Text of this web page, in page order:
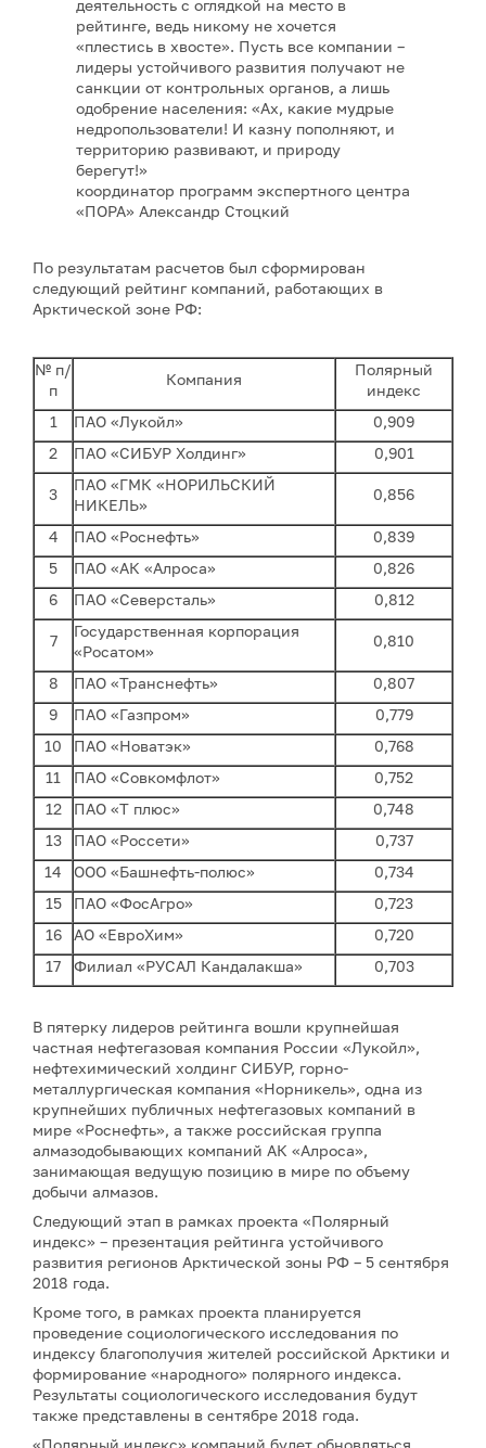
деятельность с оглядкой на место в
рейтинге, ведь никому не хочется
«плестись в хвосте». Пусть все компании –
лидеры устойчивого развития получают не
санкции от контрольных органов, а лишь
одобрение населения: «Ах, какие мудрые
недропользователи! И казну пополняют, и
территорию развивают, и природу
берегут!»
координатор программ экспертного центра
«ПОРА» Александр Стоцкий
По результатам расчетов был сформирован
следующий рейтинг компаний, работающих в
Арктической зоне РФ:
№ п/
п
Компания
Полярный
индекс
1
ПАО «Лукойл»
0,909
2
ПАО «СИБУР Холдинг» 0,901
3
ПАО «ГМК «НОРИЛЬСКИЙ
НИКЕЛЬ»
0,856
4 ПАО «Роснефть»
0,839
5
ПАО «АК «Алроса»
0,826
6
ПАО «Северсталь» 0,812
7
Государственная корпорация
«Росатом»
0,810
8 ПАО «Транснефть»
0,807
9
ПАО «Газпром»
0,779
10
ПАО «Новатэк»
0,768
11
ПАО «Совкомфлот»
0,752
12
ПАО «Т плюс»
0,748
13
ПАО «Россети»
0,737
14
ООО «Башнефть-полюс»
0,734
15
ПАО «ФосАгро»
0,723
16
АО «ЕвроХим»
0,720
17
Филиал «РУСАЛ Кандалакша» 0,703
В пятерку лидеров рейтинга вошли крупнейшая
частная нефтегазовая компания России «Лукойл»,
нефтехимический холдинг СИБУР, горно-
металлургическая компания «Норникель», одна из
крупнейших публичных нефтегазовых компаний в
мире «Роснефть», а также российская группа
алмазодобывающих компаний АК «Алроса»,
занимающая ведущую позицию в мире по объему
добычи алмазов.
Следующий этап в рамках проекта «Полярный
индекс» – презентация рейтинга устойчивого
развития регионов Арктической зоны РФ – 5 сентября
2018 года.
Кроме того, в рамках проекта планируется
проведение социологического исследования по
индексу благополучия жителей российской Арктики и
формирование «народного» полярного индекса.
Результаты социологического исследования будут
также представлены в сентябре 2018 года.
«Полярный индекс» компаний будет обновляться